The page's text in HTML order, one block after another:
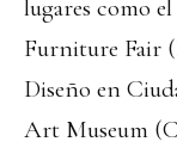
lugares como
Furniture Fair
Diseño en
Art Museum